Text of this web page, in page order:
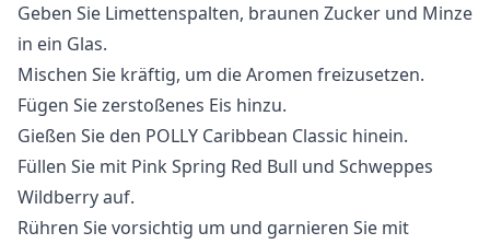
Geben Sie Limettenspalten, braunen Zucker und Minze
in ein Glas.
Mischen Sie kräftig, um die Aromen freizusetzen.
Fügen Sie zerstoßenes Eis hinzu.
Gießen Sie den POLLY Caribbean Classic hinein.
Füllen Sie mit Pink Spring Red Bull und Schweppes
Wildberry auf.
Rühren Sie vorsichtig um und garnieren Sie mit